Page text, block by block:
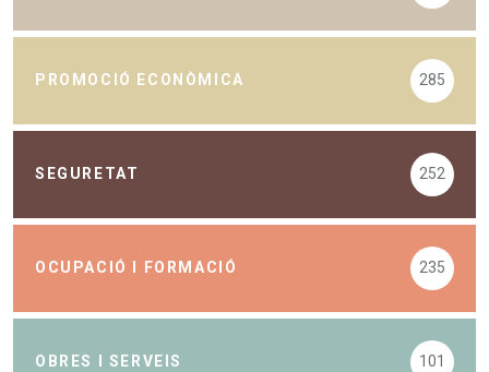
PROMOCIÓ ECONÒMICA 285
SEGURETAT 252
OCUPACIÓ I FORMACIÓ 235
OBRES I SERVEIS 101